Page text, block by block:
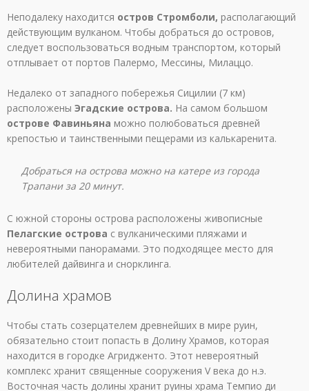
Неподалеку находится остров Стромболи, располагающий
действующим вулканом. Чтобы добраться до островов,
следует воспользоваться водным транспортом, который
отплывает от портов Палермо, Мессины, Милаццо.
Недалеко от западного побережья Сицилии (7 км)
расположены Эгадские острова. На самом большом
острове Фавиньяна можно полюбоваться древней
крепостью и таинственными пещерами из калькаренита.
Добраться на острова можно на катере из города
Трапани за 20 минут.
С южной стороны острова расположены живописные
Пелагские острова с вулканическими пляжами и
невероятными панорамами. Это подходящее место для
любителей дайвинга и снорклинга.
Долина храмов
Чтобы стать созерцателем древнейших в мире руин,
обязательно стоит попасть в Долину Храмов, которая
находится в городке Агридженто. Этот невероятный
комплекс хранит священные сооружения V века до н.э.
Восточная часть долины хранит руины храма Темпио ди